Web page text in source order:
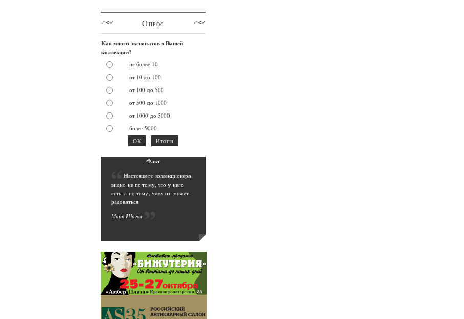
Опрос
Как много экспонатов в Вашей
коллекции?
не более 10
от 10 до 100
от 100 до 500
от 500 до 1000
от 1000 до 5000
более 5000
Факт
Настоящего коллекционера
видно не по тому, что у него
есть, а по тому, чему он может
радоваться.
Марк Шагал